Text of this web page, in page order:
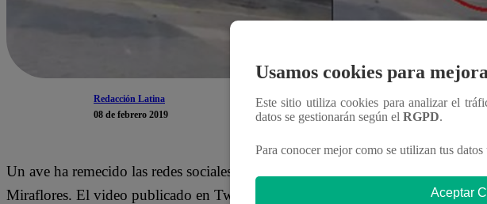
Redacción Latina
08 de febrero 2019
Un ave ha remecido las redes sociales al atacar a decenas de personas que
Miraflores. El video publicado en Twitter se hizo viral y muestra al pájaro
Usamos cookies para
Este sitio utiliza cookies para analizar el
datos se gestionarán según el RGPD.
Para conocer mejor como se utilizan tus
Aceptar